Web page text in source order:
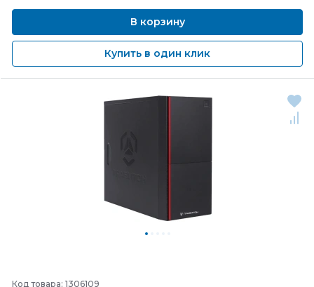
В корзину
Купить в один клик
Код товара: 1306109